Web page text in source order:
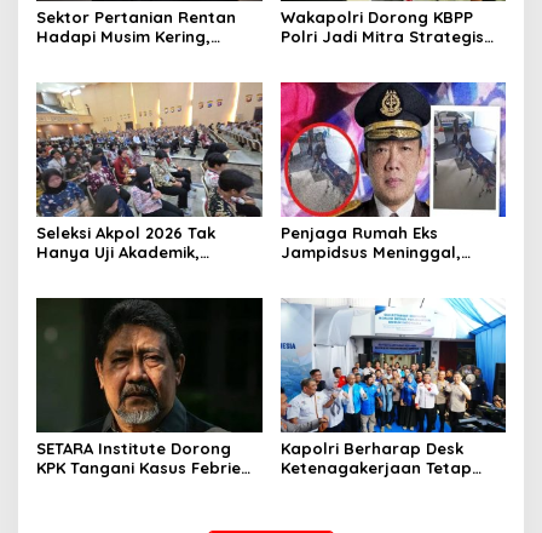
Sektor Pertanian Rentan
Hadapi Musim Kering,
Wakapolri Dorong KBPP
Polri Jadi Mitra Strategis
Seleksi Akpol 2026 Tak
Hanya Uji Akademik,
Penjaga Rumah Eks
Jampidsus Meninggal,
SETARA Institute Dorong
KPK Tangani Kasus Febrie
Kapolri Berharap Desk
Ketenagakerjaan Tetap